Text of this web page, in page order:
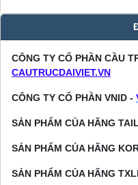
CÔNG TY CỔ PHẦN CẦU
CAUTRUCDAIVIET.VN
CÔNG TY CỔ PHẦN VNID -
SẢN PHẨM CỦA HÃNG
SẢN PHẨM CỦA HÃNG
SẢN PHẨM CỦA HÃNG